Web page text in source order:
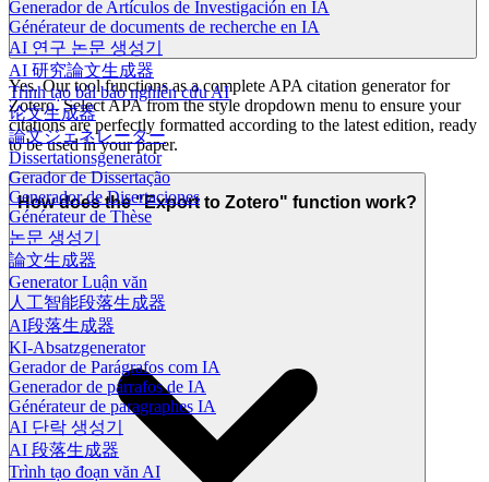
Generador de Artículos de Investigación en IA
Générateur de documents de recherche en IA
AI 연구 논문 생성기
AI 研究論文生成器
Trình tạo bài báo nghiên cứu AI
论文生成器
論文ジェネレーター
Dissertationsgenerator
Gerador de Dissertação
Generador de Disertaciones
Générateur de Thèse
논문 생성기
論文生成器
Generator Luận văn
人工智能段落生成器
AI段落生成器
KI-Absatzgenerator
Gerador de Parágrafos com IA
Generador de párrafos de IA
Générateur de paragraphes IA
AI 단락 생성기
AI 段落生成器
Trình tạo đoạn văn AI
Yes. Our tool functions as a complete APA citation generator for
Zotero. Select APA from the style dropdown menu to ensure your
citations are perfectly formatted according to the latest edition, ready
to be used in your paper.
How does the "Export to Zotero" function work?